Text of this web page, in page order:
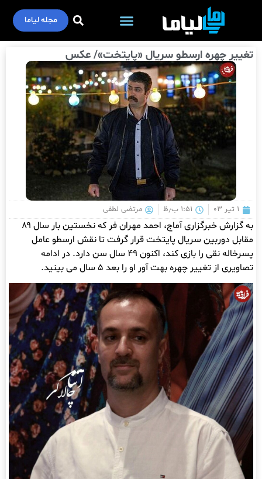
مجله لیاما
تغییر چهره ارسطو سریال «پایتخت»/ عکس
۱ تیر ۰۳ ۱:۵۱ ب٫ظ مرتضی لطفی
به گزارش خبرگزاری آماج، احمد مهران فر که نخستین بار سال ۸۹
مقابل دوربین سریال پایتخت قرار گرفت تا نقش ارسطو عامل
پسرخاله نقی را بازی کند، اکنون ۴۹ سال سن دارد. در ادامه
تصاویری از تغییر چهره بهت آور او را بعد ۵ سال می بینید.